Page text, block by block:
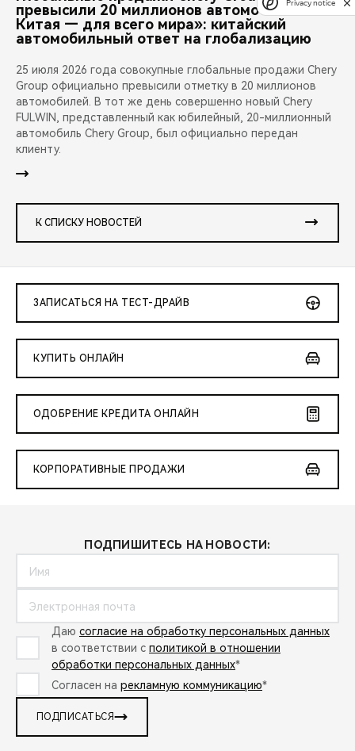
превысили 20 миллионов автомобилей. «Из
Китая — для всего мира»: китайский
автомобильный ответ на глобализацию
25 июля 2026 года совокупные глобальные продажи Chery
Group официально превысили отметку в 20 миллионов
автомобилей. В тот же день совершенно новый Chery
FULWIN, представленный как юбилейный, 20-миллионный
автомобиль Chery Group, был официально передан
клиенту.
К СПИСКУ НОВОСТЕЙ
ЗАПИСАТЬСЯ НА ТЕСТ-ДРАЙВ
КУПИТЬ ОНЛАЙН
ОДОБРЕНИЕ КРЕДИТА ОНЛАЙН
КОРПОРАТИВНЫЕ ПРОДАЖИ
ПОДПИШИТЕСЬ НА НОВОСТИ:
Даю согласие на обработку персональных данных
в соответствии с политикой в отношении
обработки персональных данных*
Согласен на рекламную коммуникацию*
ПОДПИСАТЬСЯ
Privacy notice